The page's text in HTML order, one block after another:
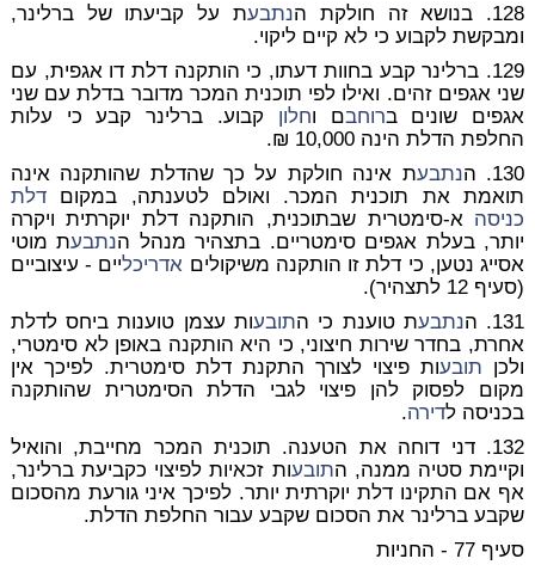
128. בנושא זה חולקת ה
נתבעת על קביעתו של ברלינר,
ומבקשת לקבוע כי לא קיים ליקוי.
129. ברלינר קבע בחוות דעתו, כי הותקנה דלת דו אגפית, עם
שני אגפים זהים. ואילו לפי תוכנית המכר מדובר בדלת עם שני
אגפים שונים ברוחבם וחלון קבוע. ברלינר קבע כי עלות
החלפת הדלת הינה 10,000 ₪.
130. ה
נתבעת אינה חולקת על כך שהדלת שהותקנה אינה
תואמת את תוכנית המכר. ואולם לטענתה, במקוםדלת
כניסה א-סימטרית שבתוכנית, הותקנה דלת יוקרתית ויקרה
יותר, בעלת אגפים סימטריים. בתצהיר מנהל הנתבעת מוטי
אסייג נטען, כי דלת זו הותקנה משיקולים אדריכליים - עיצוביים
(סעיף 12 לתצהיר).
131. ה
נתבעת טוענת כי התובעות עצמן טוענות ביחס לדלת
אחרת, בחדר שירות חיצוני, כי היא הותקנה באופן לא סימטרי,
ולכן תובעות פיצוי לצורך התקנת דלת סימטרית. לפיכך אין
מקום לפסוק להן פיצוי לגבי הדלת הסימטרית שהותקנה
בכניסה לדירה.
132. דני דוחה את הטענה. תוכנית המכר מחייבת, והואיל
וקיימת סטיה ממנה, התובעות זכאיות לפיצוי כקביעת ברלינר,
אף אם התקינו דלת יוקרתית יותר. לפיכך איני גורעת מהסכום
שקבע ברלינר את הסכום שקבע עבור החלפת הדלת.
סעיף 77 - החניות